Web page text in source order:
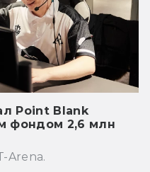
Point Blank
фондом 2,6 млн
Arena.